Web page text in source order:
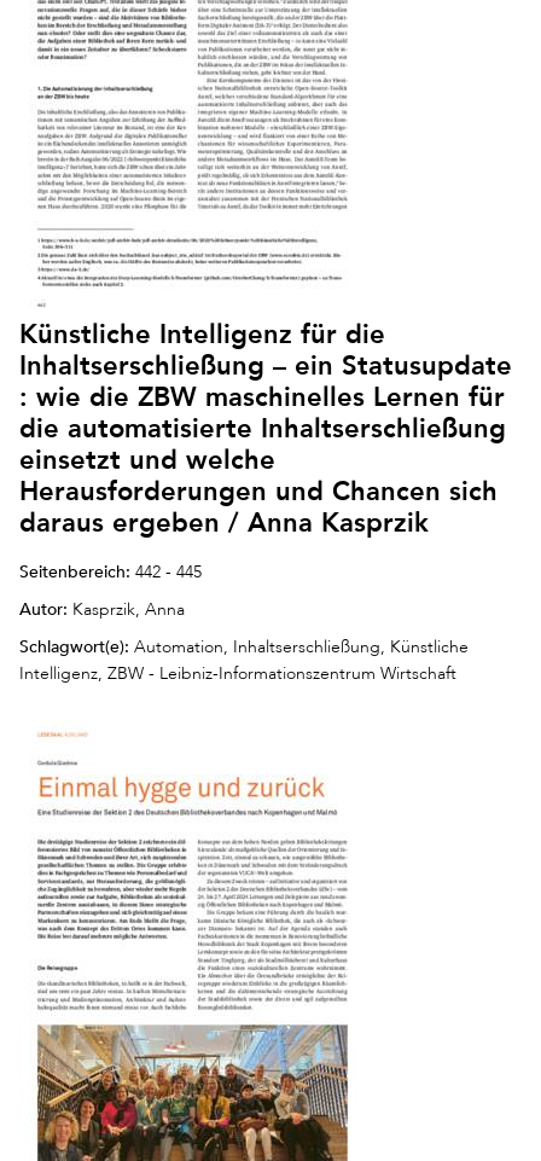
Künstliche Intelligenz für die
Inhaltserschließung – ein Statusupdate
: wie die ZBW maschinelles Lernen für
die automatisierte Inhaltserschließung
einsetzt und welche
Herausforderungen und Chancen sich
daraus ergeben / Anna Kasprzik
Seitenbereich: 442 - 445
Autor: Kasprzik, Anna
Schlagwort(e): Automation, Inhaltserschließung, Künstliche
Intelligenz, ZBW - Leibniz-Informationszentrum Wirtschaft